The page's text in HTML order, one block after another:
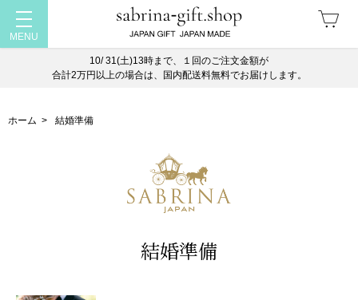
10/ 31(土)13時まで、１回のご注文金額が
合計2万円以上の場合は、国内配送料無料でお届けします。
ホーム > 結婚準備
結婚準備